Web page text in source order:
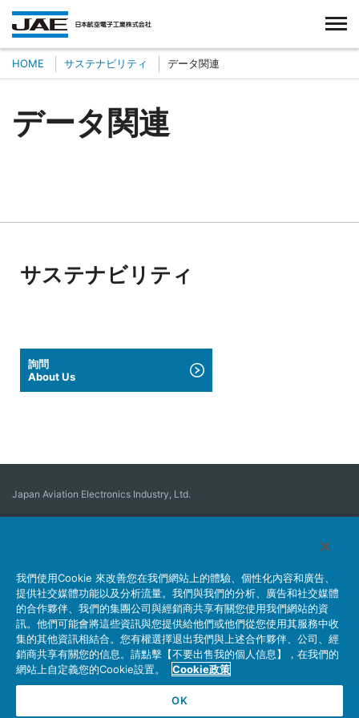
HOME サステナビリティ データ関連
データ関連
サステナビリティ
詢問
About Us
Japan Aviation Electronics Industry, Ltd.
公司概要 Sustainability Investors
Latest Corporate News
Latest Products Information
Site Map 詢問
我們使用Cookie 來改善您在我們網站上的體驗、個性化內容和廣告、
提供社交媒體功能以及分析流量。我們與我們的分析、廣告和社交媒體
的合作夥伴、我們的集團公司與經銷商共享有關您使用我們網站的資
訊。他們可能會將這些資訊與您提供給他們或他們從您使用其服務中收
集的其他資訊相結合。您有權選擇退出我們與上述合作夥伴、公司、經
銷商共享有關您的信息。請點擊【不要出售我的個人信息】，在我們的
網站上自定義您的Cookie設置。
Cookie政策
OK